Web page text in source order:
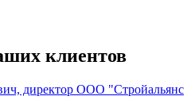
клиентов